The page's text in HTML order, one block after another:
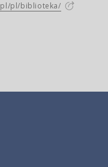
pl/biblioteka/